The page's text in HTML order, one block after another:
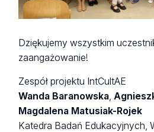
Dziękujemy wszystkim
zaangażowanie!
Zespół projektu IntCultAE
Wanda Baranowska
Magdalena Matusiak-Rojek
Katedra Badań Edukacyjnych,